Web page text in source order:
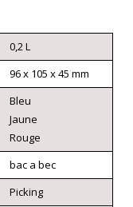
0,2 L
96 x 105 x 45 mm
Bleu
Jaune
Rouge
bac a bec
Picking